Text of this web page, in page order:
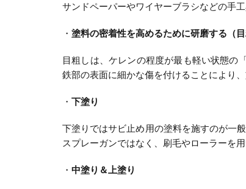
サンドペーパーやワイヤーブラシなどの手
・ 塗料の密着性を高めるために研磨する（目
目粗しは、ケレンの程度が最も軽い状態の
鉄部の表面に細かな傷を付けることにより
・ 下塗り
下塗りではサビ止め用の塗料を施すのが一
スプレーガンではなく、刷毛やローラーを用
・ 中塗り＆上塗り